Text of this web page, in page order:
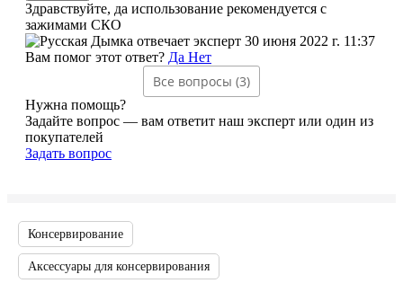
Здравствуйте, да использование рекомендуется с
зажимами СКО
эксперт 30 июня 2022 г. 11:37
Вам помог этот ответ? Да Нет
Все вопросы (3)
Нужна помощь?
Задайте вопрос — вам ответит наш эксперт или один из
покупателей
Задать вопрос
Консервирование
Аксессуары для консервирования